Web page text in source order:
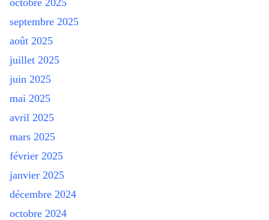
septembre 2025
août 2025
juillet 2025
juin 2025
mai 2025
avril 2025
mars 2025
février 2025
janvier 2025
décembre 2024
octobre 2024